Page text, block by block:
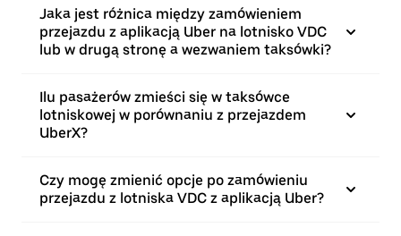
Jaka jest różnica między zamówieniem
przejazdu z aplikacją Uber na lotnisko VDC
lub w drugą stronę a wezwaniem taksówki?
Ilu pasażerów zmieści się w taksówce
lotniskowej w porównaniu z przejazdem
UberX?
Czy mogę zmienić opcje po zamówieniu
przejazdu z lotniska VDC z aplikacją Uber?